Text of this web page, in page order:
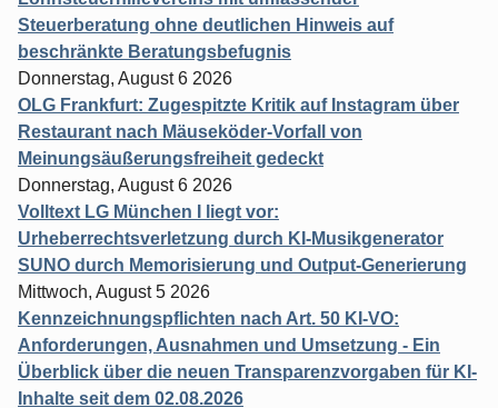
Steuerberatung ohne deutlichen Hinweis auf
beschränkte Beratungsbefugnis
Donnerstag, August 6 2026
OLG Frankfurt: Zugespitzte Kritik auf Instagram über
Restaurant nach Mäuseköder-Vorfall von
Meinungsäußerungsfreiheit gedeckt
Donnerstag, August 6 2026
Volltext LG München I liegt vor:
Urheberrechtsverletzung durch KI-Musikgenerator
SUNO durch Memorisierung und Output-Generierung
Mittwoch, August 5 2026
Kennzeichnungspflichten nach Art. 50 KI-VO:
Anforderungen, Ausnahmen und Umsetzung - Ein
Überblick über die neuen Transparenzvorgaben für KI-
Inhalte seit dem 02.08.2026